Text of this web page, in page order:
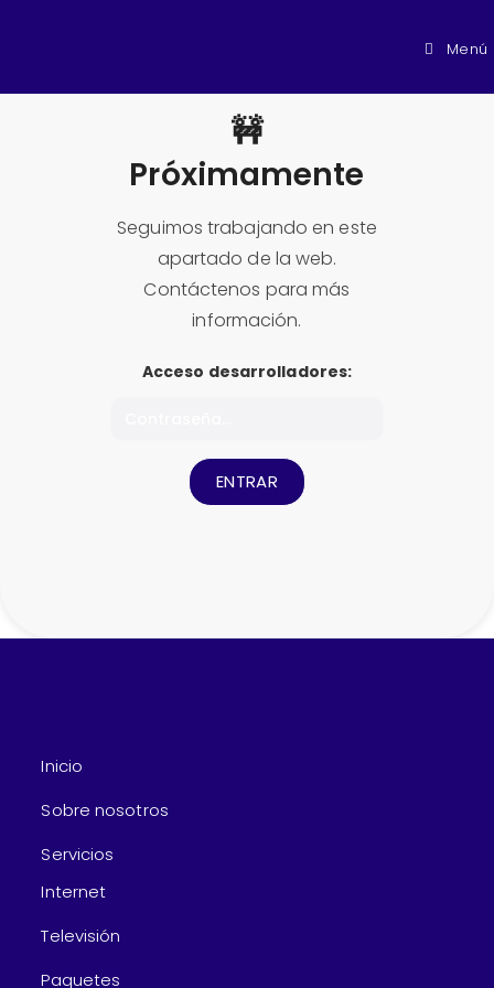
Menú
🚧
Próximamente
Seguimos trabajando en este
apartado de la web.
Contáctenos para más
información.
Acceso desarrolladores:
ENTRAR
Inicio
Sobre nosotros
Servicios
Internet
Televisión
Paquetes